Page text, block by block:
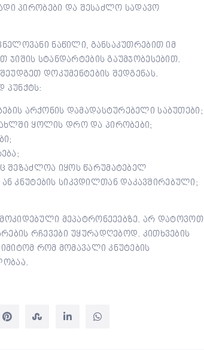
პირობები და შესაძლო სადავო
ნაწილი, განსაკუთრებით იმ
სტანდარტების გაუმჯობესებით.
დოკუმენტების შედგენას.
პუნქტს:
არქონის დამადასტურებელი საბუთები;
ყოლის დრო და პირობები;
შეზაძლოა იყოს წარუმატებელ
კნუტების სიკვდილთან დაკავშირებული;
მეპატრონეეებზე. არ დატოვოთ
რჩევები უყურადღებოდ. კითხვების
რომ მომავალი კნუტების